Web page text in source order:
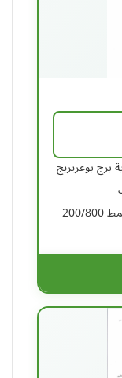
برج بوعريريج
دراسة ومتابعة لإنجاز ثانوية نمط 200/800